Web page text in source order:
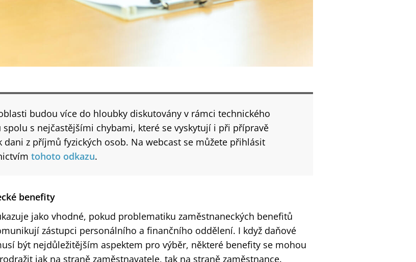
budou více do hloubky diskutovány v rámci technického
spolu s nejčastějšími chybami, které se vyskytují i při přípravě
dani z příjmů fyzických osob. Na webcast se můžete přihlásit
tohoto odkazu.
benefity
jako vhodné, pokud problematiku zaměstnaneckých benefitů
zástupci personálního a finančního oddělení. I když daňové
být nejdůležitějším aspektem pro výběr, některé benefity se mohou
jak na straně zaměstnavatele, tak na straně zaměstnance.